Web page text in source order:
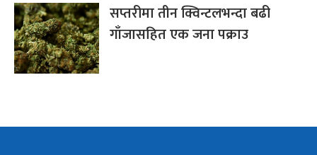
सप्तरीमा तीन क्विन्टलभन्दा बढी
गाँजासहित एक जना पक्राउ